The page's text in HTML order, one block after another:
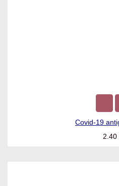
Covid-19
2.40